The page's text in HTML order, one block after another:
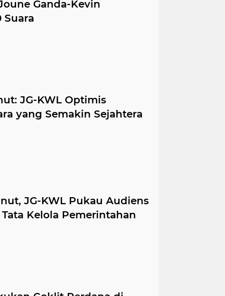
Ganda-Kevin
JG-KWL Optimis
yang Semakin Sejahtera
JG-KWL Pukau Audiens
Kelola Pemerintahan